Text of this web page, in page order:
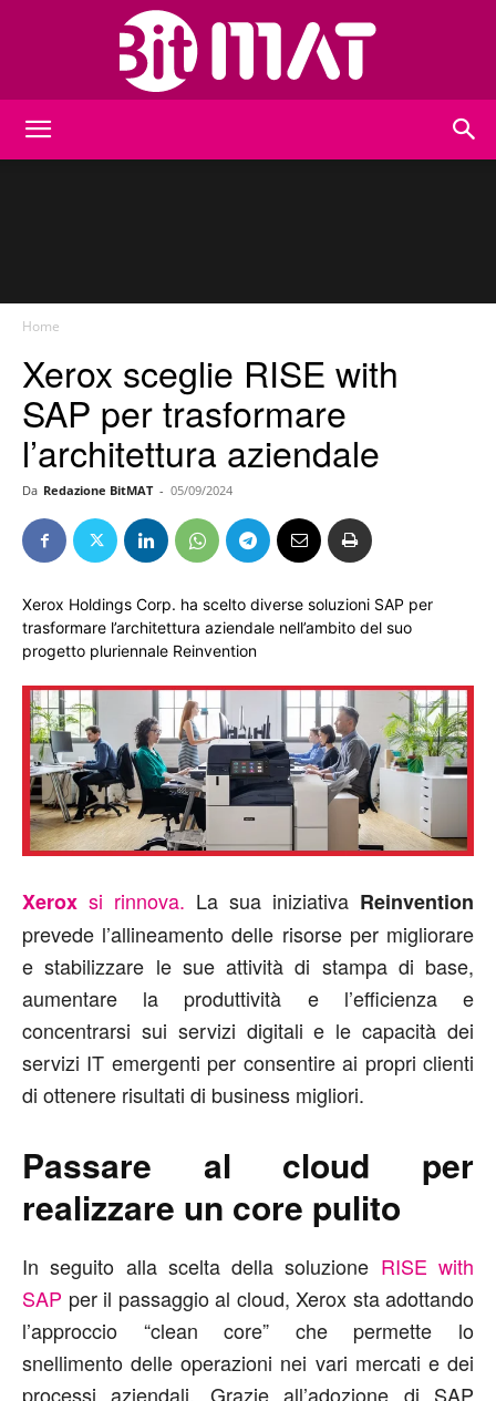
Home
Xerox sceglie RISE with
SAP per trasformare
l’architettura aziendale
Da Redazione BitMAT - 05/09/2024
Xerox Holdings Corp. ha scelto diverse soluzioni SAP per
trasformare l’architettura aziendale nell’ambito del suo
progetto pluriennale Reinvention
Xerox si rinnova. La sua iniziativa Reinvention
prevede l’allineamento delle risorse per migliorare
e stabilizzare le sue attività di stampa di base,
aumentare la produttività e l’efficienza e
concentrarsi sui servizi digitali e le capacità dei
servizi IT emergenti per consentire ai propri clienti
di ottenere risultati di business migliori.
Passare al cloud per
realizzare un core pulito
In seguito alla scelta della soluzione RISE with
SAP per il passaggio al cloud, Xerox sta adottando
l’approccio “clean core” che permette lo
snellimento delle operazioni nei vari mercati e dei
processi aziendali. Grazie all’adozione di SAP